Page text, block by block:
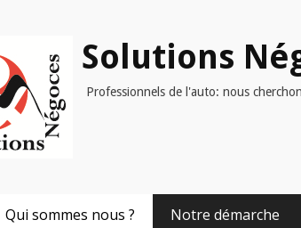
Solutions
Professionnels de l'auto: nous
Qui sommes nous ? Notre démarche